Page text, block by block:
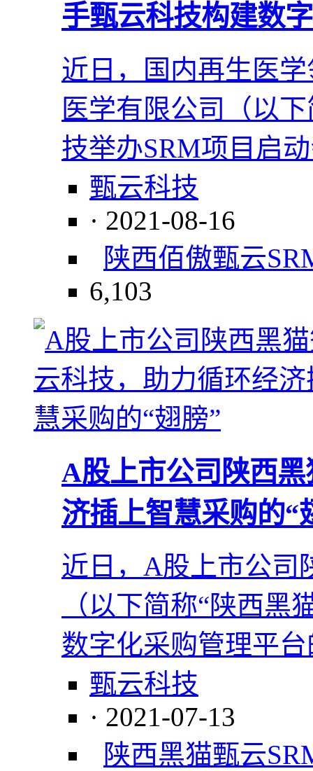
手甄云科技构建数
近日，国内再生医
医学有限公司（以
技举办SRM项目启
甄云科技
· 2021-08-16
陕西佰傲甄云
6,103
A股上市公司陕西
济插上智慧采购的“
近日，A股上市公司
（以下简称“陕西黑
数字化采购管理平
甄云科技
· 2021-07-13
陕西黑猫甄云